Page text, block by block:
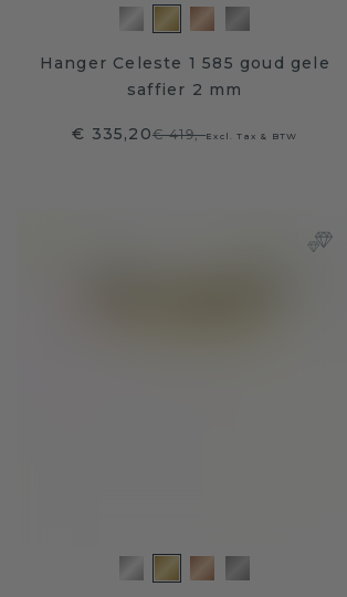
Hanger Celeste 1 585 goud gele
saffier 2 mm
€ 335,20€ 419,-Excl. Tax & BTW